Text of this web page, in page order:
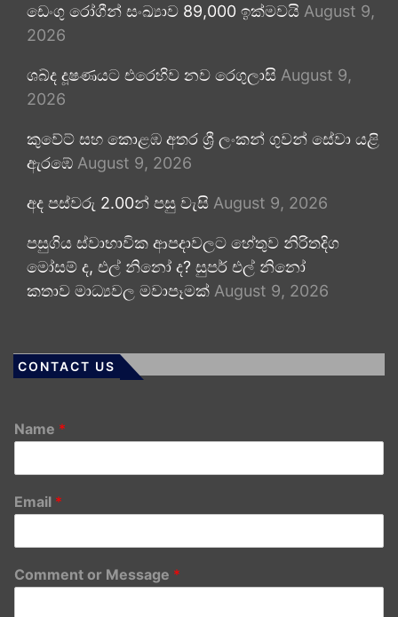
ඩෙංගු රෝගීන් සංඛ්‍යාව 89,000 ඉක්මවයි August 9,
2026
ශබ්ද දූෂණයට එරෙහිව නව රෙගුලාසි August 9,
2026
කුවේට් සහ කොළඹ අතර ශ්‍රී ලංකන් ගුවන් සේවා යළි
ඇරඹේ August 9, 2026
අද පස්වරු 2.00න් පසු වැසි August 9, 2026
පසුගිය ස්වාභාවික ආපදාවලට හේතුව නිරිතදිග
මෝසම් ද, එල් නිනෝ ද? සුපර් එල් නිනෝ
කතාව මාධ්‍යවල මවාපෑමක් August 9, 2026
CONTACT US
Name *
Email *
Comment or Message *